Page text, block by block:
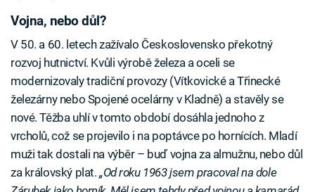
Vojna, nebo důl?
V 50. a 60. letech zažívalo Československo překotný
rozvoj hutnictví. Kvůli výrobě železa a oceli se
modernizovaly tradiční provozy (Vítkovické a Třinecké
železárny nebo Spojené ocelárny v Kladně) a stavěly se
nové. Těžba uhlí v tomto období dosáhla jednoho z
vrcholů, což se projevilo i na poptávce po hornících. Mladí
muži tak dostali na výběr – buď vojna za almužnu, nebo důl
za královský plat. „Od roku 1963 jsem pracoval na dole